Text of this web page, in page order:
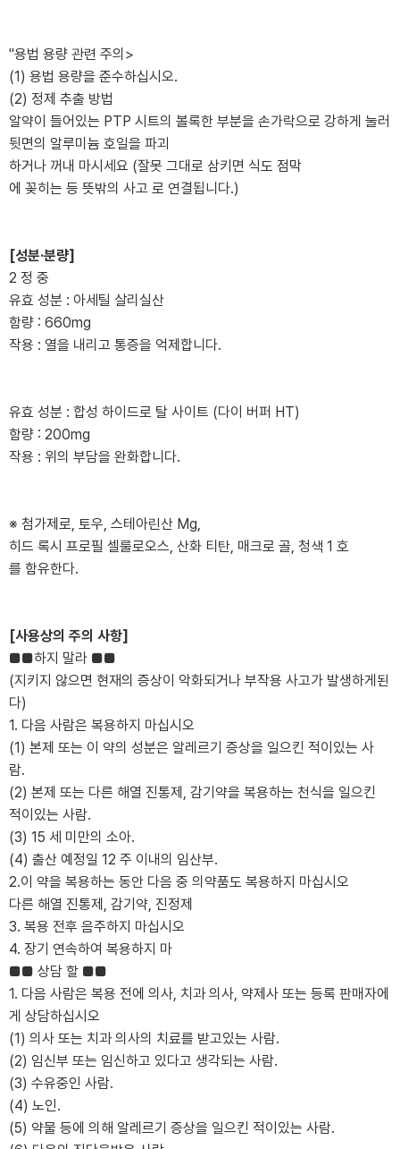
"용법 용량 관련 주의>
(1) 용법 용량을 준수하십시오.
(2) 정제 추출 방법
알약이 들어있는 PTP 시트의 볼록한 부분을 손가락으로 강하게 눌러
뒷면의 알루미늄 호일을 파괴
하거나 꺼내 마시세요 (잘못 그대로 삼키면 식도 점막
에 꽂히는 등 뜻밖의 사고 로 연결됩니다.)
[성분·분량]
2 정 중
유효 성분 : 아세틸 살리실산
함량 : 660mg
작용 : 열을 내리고 통증을 억제합니다.
유효 성분 : 합성 하이드로 탈 사이트 (다이 버퍼 HT)
함량 : 200mg
작용 : 위의 부담을 완화합니다.
※ 첨가제로, 토우, 스테아린산 Mg,
히드 록시 프로필 셀룰로오스, 산화 티탄, 매크로 골, 청색 1 호
를 함유한다.
[사용상의 주의 사항]
■■하지 말라 ■■
(지키지 않으면 현재의 증상이 악화되거나 부작용 사고가 발생하게된
다)
1. 다음 사람은 복용하지 마십시오
(1) 본제 또는 이 약의 성분은 알레르기 증상을 일으킨 적이있는 사
람.
(2) 본제 또는 다른 해열 진통제, 감기약을 복용하는 천식을 일으킨
적이있는 사람.
(3) 15 세 미만의 소아.
(4) 출산 예정일 12 주 이내의 임산부.
2.이 약을 복용하는 동안 다음 중 의약품도 복용하지 마십시오
다른 해열 진통제, 감기약, 진정제
3. 복용 전후 음주하지 마십시오
4. 장기 연속하여 복용하지 마
■■ 상담 할 ■■
1. 다음 사람은 복용 전에 의사, 치과 의사, 약제사 또는 등록 판매자에
게 상담하십시오
(1) 의사 또는 치과 의사의 치료를 받고있는 사람.
(2) 임신부 또는 임신하고 있다고 생각되는 사람.
(3) 수유중인 사람.
(4) 노인.
(5) 약물 등에 의해 알레르기 증상을 일으킨 적이있는 사람.